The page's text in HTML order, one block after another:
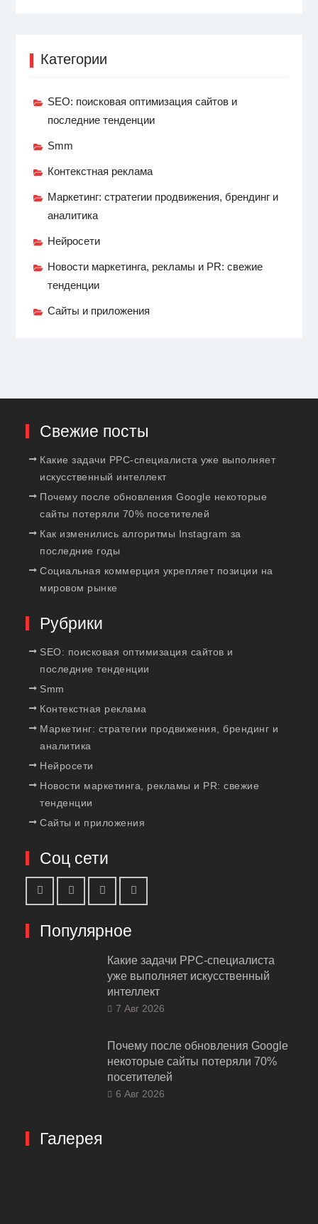
Категории
SEO: поисковая оптимизация сайтов и
последние тенденции
Smm
Контекстная реклама
Маркетинг: стратегии продвижения, брендинг и
аналитика
Нейросети
Новости маркетинга, рекламы и PR: свежие
тенденции
Сайты и приложения
Свежие посты
Какие задачи PPC-специалиста уже выполняет
искусственный интеллект
Почему после обновления Google некоторые
сайты потеряли 70% посетителей
Как изменились алгоритмы Instagram за
последние годы
Социальная коммерция укрепляет позиции на
мировом рынке
Рубрики
SEO: поисковая оптимизация сайтов и
последние тенденции
Smm
Контекстная реклама
Маркетинг: стратегии продвижения, брендинг и
аналитика
Нейросети
Новости маркетинга, рекламы и PR: свежие
тенденции
Сайты и приложения
Соц сети
Популярное
Какие задачи PPC-специалиста
уже выполняет искусственный
интеллект
7 Авг 2026
Почему после обновления Google
некоторые сайты потеряли 70%
посетителей
6 Авг 2026
Галерея